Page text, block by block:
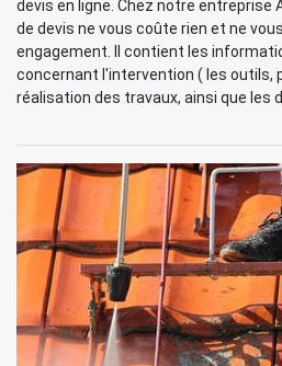
devis en ligne. Chez notre entreprise
de devis ne vous coûte rien et ne
engagement. Il contient les
concernant l'intervention ( les outils,
réalisation des travaux, ainsi que les